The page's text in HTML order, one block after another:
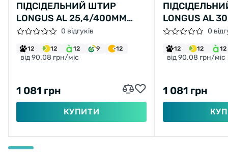
ПІДСІДЕЛЬНИЙ ШТИР
LONGUS AL 25,4/400MM
ЧОРНИЙ
0 відгуків
12 12 12 9 12
від 90.08 грн/міс
1 081 грн
КУПИТИ
LONGUS AL
ЧОРНИЙ
0
12 12 12
від 90.08 грн/міс
1 081 грн